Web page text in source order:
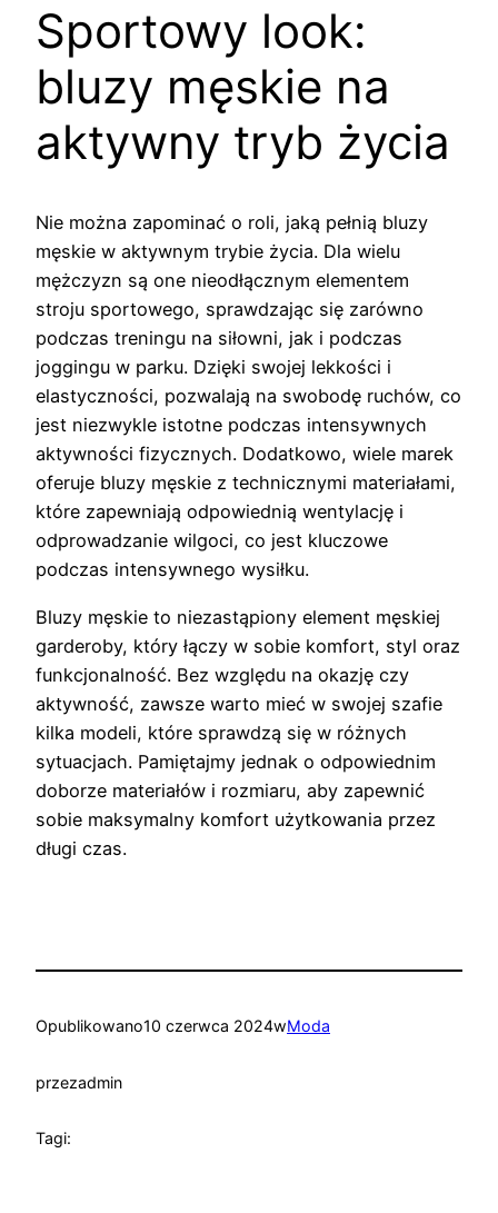
Sportowy look:
bluzy męskie na
aktywny tryb życia
Nie można zapominać o roli, jaką pełnią bluzy
męskie w aktywnym trybie życia. Dla wielu
mężczyzn są one nieodłącznym elementem
stroju sportowego, sprawdzając się zarówno
podczas treningu na siłowni, jak i podczas
joggingu w parku. Dzięki swojej lekkości i
elastyczności, pozwalają na swobodę ruchów, co
jest niezwykle istotne podczas intensywnych
aktywności fizycznych. Dodatkowo, wiele marek
oferuje bluzy męskie z technicznymi materiałami,
które zapewniają odpowiednią wentylację i
odprowadzanie wilgoci, co jest kluczowe
podczas intensywnego wysiłku.
Bluzy męskie to niezastąpiony element męskiej
garderoby, który łączy w sobie komfort, styl oraz
funkcjonalność. Bez względu na okazję czy
aktywność, zawsze warto mieć w swojej szafie
kilka modeli, które sprawdzą się w różnych
sytuacjach. Pamiętajmy jednak o odpowiednim
doborze materiałów i rozmiaru, aby zapewnić
sobie maksymalny komfort użytkowania przez
długi czas.
Opublikowano10 czerwca 2024wModa
przezadmin
Tagi: